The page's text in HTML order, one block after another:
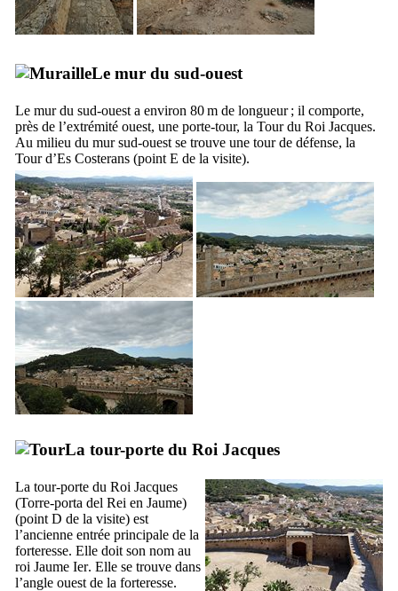
Le mur du sud-ouest
Le mur du sud-ouest a environ 80 m de longueur ; il comporte,
près de l’extrémité ouest, une porte-tour, la Tour du Roi Jacques.
Au milieu du mur sud-ouest se trouve une tour de défense, la
Tour d’Es Costerans (point E de la visite).
La tour-porte du Roi Jacques
La tour-porte du Roi Jacques
(Torre-porta del Rei en Jaume)
(point D de la visite) est
l’ancienne entrée principale de la
forteresse. Elle doit son nom au
roi Jaume Ier. Elle se trouve dans
l’angle ouest de la forteresse.